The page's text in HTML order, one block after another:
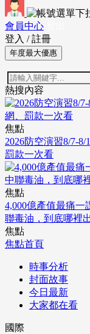
會員中心
登入 / 註冊
年度最大優惠
熱搜內容
焦點
2026防空演習8/7-
罰款一次看
焦點
4,000億產值最痛一
聯毒油，到底哪裡
焦點
焦點首頁
時事分析
封面故事
今日最新
大家都在看
國際